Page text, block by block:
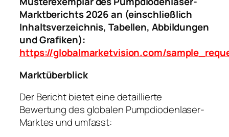
Marktberichts 2026 an (einschließlich
Inhaltsverzeichnis, Tabellen, Abbildungen
und Grafiken):
https://globalmarketvision.com/
Marktüberblick
Der Bericht bietet eine detaillierte
Bewertung des globalen Pumpdiodenlaser-
Marktes und umfasst: